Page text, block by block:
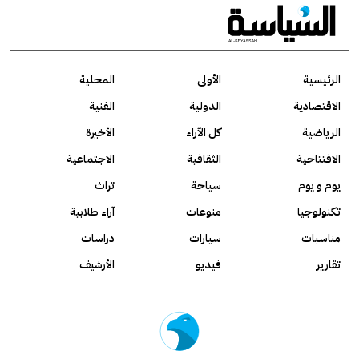
الرئيسية الأولى
المحلية
الاقتصادية
الدولية
الفنية
الرياضية
كل الآراء
الأخيرة
الافتتاحية
الثقافية
الاجتماعية
يوم و يوم
سياحة
تراث
تكنولوجيا
منوعات
آراء طلابية
مناسبات
سيارات
دراسات
تقارير
فيديو الأرشيف